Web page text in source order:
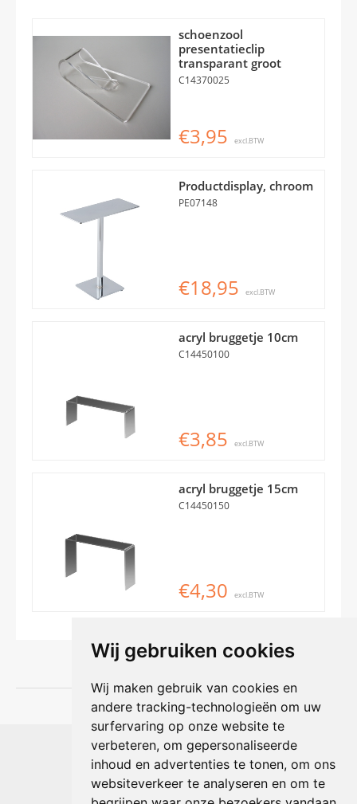
Wij gebruiken cookies
Wij maken gebruik van cookies en
andere tracking-technologieën om uw
surfervaring op onze website te
verbeteren, om gepersonaliseerde
inhoud en advertenties te tonen, om ons
websiteverkeer te analyseren en om te
schoenzool
presentatieclip
transparant groot
C14370025
€3,95 excl.BTW
Productdisplay, chroom
PE07148
€18,95 excl.BTW
acryl bruggetje 10cm
C14450100
€3,85 excl.BTW
acryl bruggetje 15cm
C14450150
€4,30 excl.BTW
Shophouse online
Max Planckstraat 4
6716 BE Ede, Nederland
Telefoon:+31(0)318 618 121